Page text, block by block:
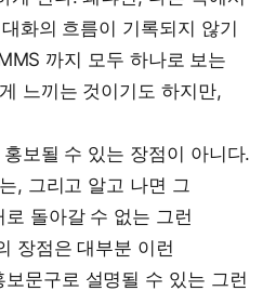
화의 흐름이 기록되지 않기
까지 모두 하나로 보는
느끼는 것이기도 하지만,
보될 수 있는 장점이 아니다.
, 그리고 알고 나면 그
돌아갈 수 없는 그런
장점은 대부분 이런
문구로 설명될 수 있는 그런